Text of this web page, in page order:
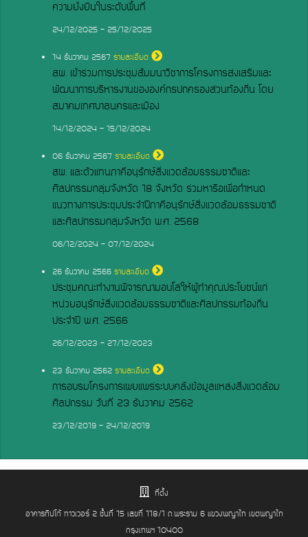
ความยั่งยืนในระดับพื้นที่
24/12/2025 - 25/12/2025
14 ธันวาคม 2567 รายละเอียด
สผ. เข้าร่วมการประชุมสัมมนาวิชาการโครงการส่งเสริมและ
พัฒนาการบริหารงานขององค์กรปกครองส่วนท้องถิ่น โดย
สมาคมเทศบาลนครและเมือง
14/12/2024 - 15/12/2024
06 ธันวาคม 2567 รายละเอียด
สผ. และตัวแทนภาคีอนุรักษ์สิ่งแวดล้อมธรรมชาติและ
ศิลปกรรมกลุ่มจังหวัด 18 จังหวัด ร่วมหารือเพื่อกำหนด
แนวทางการประชุมประจำปีภาคีอนุรักษ์สิ่งแวดล้อมธรรมชาติ
และศิลปกรรมกลุ่มจังหวัด พ.ศ. 2568
06/12/2024 - 07/12/2024
26 ธันวาคม 2566 รายละเอียด
ประชุมคณะทำงานพิจารณามอบโล่ให้ผู้ทำคุณประโยชน์แก่
หน่วยอนุรักษ์สิ่งแวดล้อมธรรมชาติและศิลปกรรมท้องถิ่น
ประจำปี พ.ศ. 2566
26/12/2023 - 27/12/2023
23 ธันวาคม 2562 รายละเอียด
การอบรมโครงการเผยแพร่ระบบคลังข้อมูลแหล่งสิ่งแวดล้อม
ศิลปกรรม วันที่ 23 ธันวาคม 2562
23/12/2019 - 24/12/2019
ที่ตั้ง
อาคารทิปโก้ ทาวเวอร์ 2 ชั้นที่ 15 เลขที่ 118/1 ถ.พระราม 6 แขวงพญาไท เขตพญาไท
กรุงเทพฯ 10400